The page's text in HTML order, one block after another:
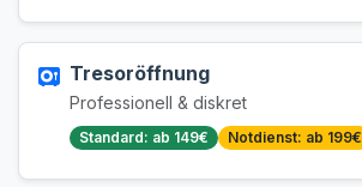
Tresoröffnung
Professionell & diskret
Standard: ab 149€ Notdienst: ab 199€